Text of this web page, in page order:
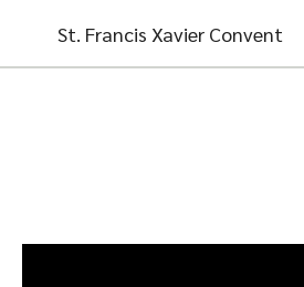
content
St. Francis Xavier Convent